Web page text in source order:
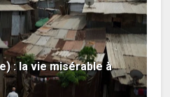
: la vie misérable à